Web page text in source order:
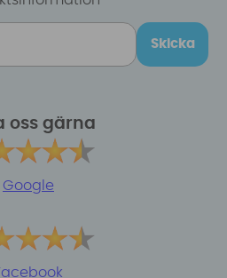
Skicka
oss gärna
Google